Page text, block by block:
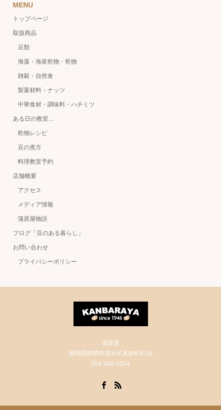
MENU
トップページ
取扱商品
豆類
海藻・海産乾物・乾物
雑穀・自然食
製菓材料・ナッツ
中華食材・調味料・ハチミツ
ある日の教室…
乾物レシピ
豆の煮方
料理教室予約
店舗概要
アクセス
メディア情報
蒲原屋物語
ブログ「豆のある暮らし」
お問い合わせ
プライバシーポリシー
蒲原屋
静岡県静岡市清水区真砂町6-25
054-366-4354